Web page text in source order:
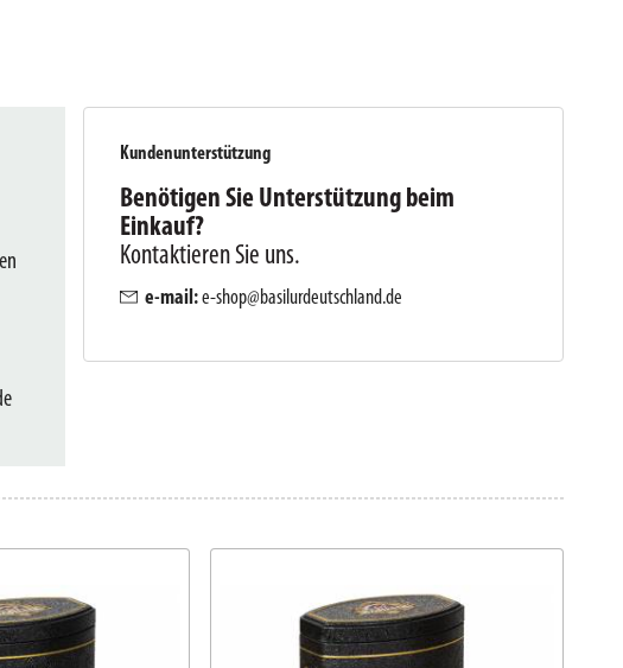
Kundenunterstützung
Benötigen Sie Unterstützung beim
Einkauf?
Kontaktieren Sie uns.
e-mail:e-shop@basilurdeutschland.de